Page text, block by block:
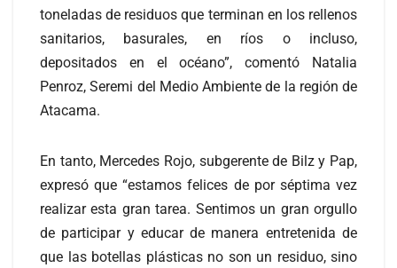
toneladas de residuos que terminan en los rellenos
sanitarios, basurales, en ríos o incluso,
depositados en el océano”, comentó Natalia
Penroz, Seremi del Medio Ambiente de la región de
Atacama.
En tanto, Mercedes Rojo, subgerente de Bilz y Pap,
expresó que “estamos felices de por séptima vez
realizar esta gran tarea. Sentimos un gran orgullo
de participar y educar de manera entretenida de
que las botellas plásticas no son un residuo, sino